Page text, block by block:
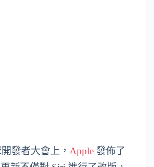
發者大會上， Apple 發佈了